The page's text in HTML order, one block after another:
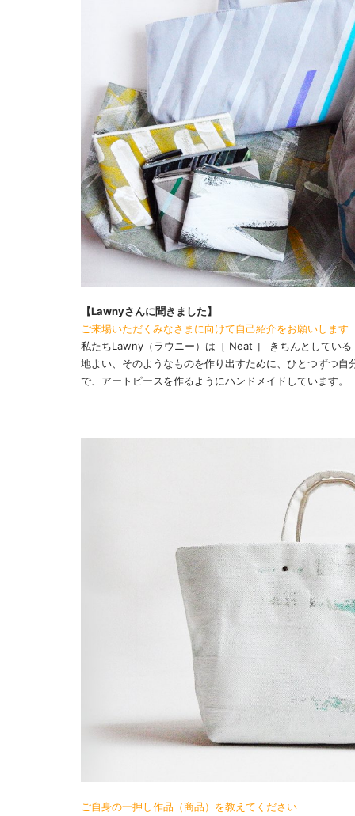
【Lawnyさんに聞きました】
ご来場いただくみなさまに向けて自己紹介をお願いします
私たちLawny（ラウニー）は［ Neat ］ きちんとしてい
地よい、そのようなものを作り出すために、ひとつずつ
で、アートピースを作るようにハンドメイドしています。
ご自身の一押し作品（商品）を教えてください